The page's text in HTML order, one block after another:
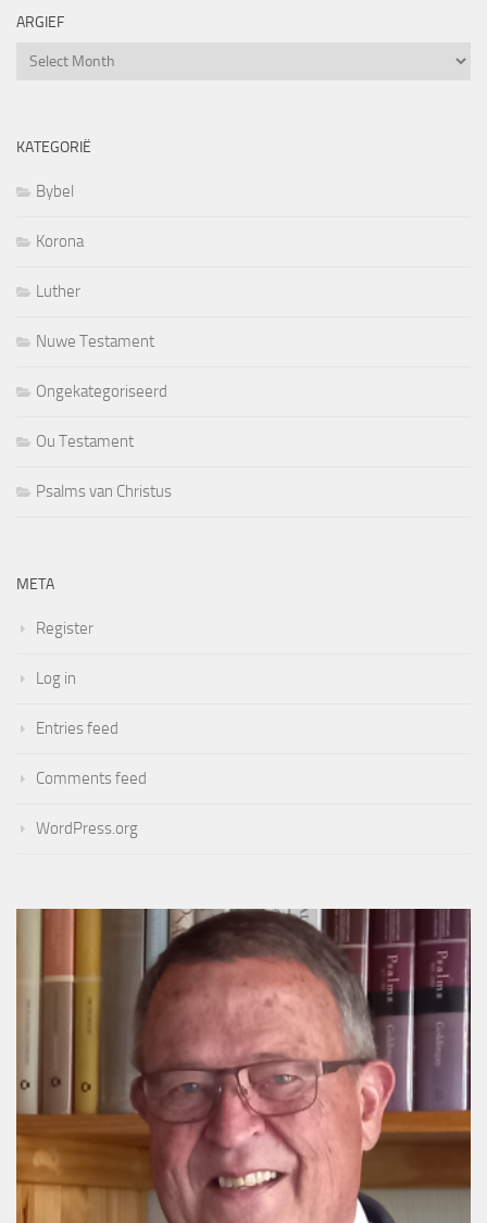
ARGIEF
Argief
KATEGORIË
Bybel
Korona
Luther
Nuwe Testament
Ongekategoriseerd
Ou Testament
Psalms van Christus
META
Register
Log in
Entries feed
Comments feed
WordPress.org